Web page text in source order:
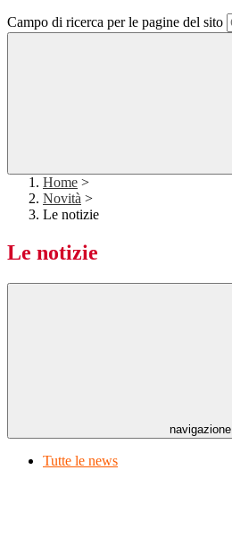
Campo di ricerca per le pagine del sito
Home >
Novità >
Le notizie
Le notizie
navigazione
Tutte le news